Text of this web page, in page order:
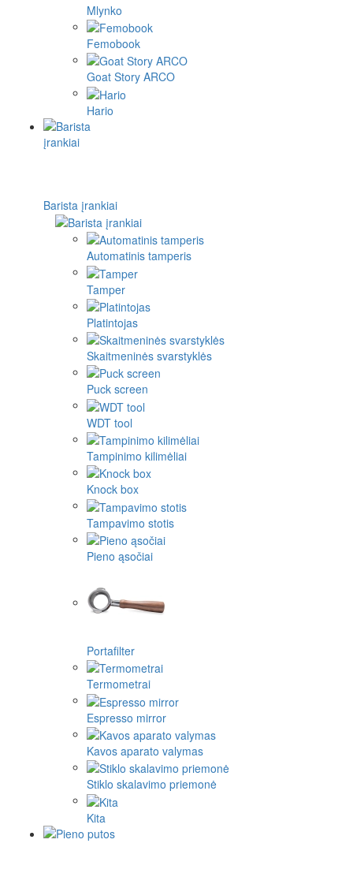
Mlynko
Femobook
Goat Story ARCO
Hario
Barista įrankiai
Automatinis tamperis
Tamper
Platintojas
Skaitmeninės svarstyklės
Puck screen
WDT tool
Tampinimo kilimėliai
Knock box
Tampavimo stotis
Pieno ąsočiai
Portafilter
Termometrai
Espresso mirror
Kavos aparato valymas
Stiklo skalavimo priemonė
Kita